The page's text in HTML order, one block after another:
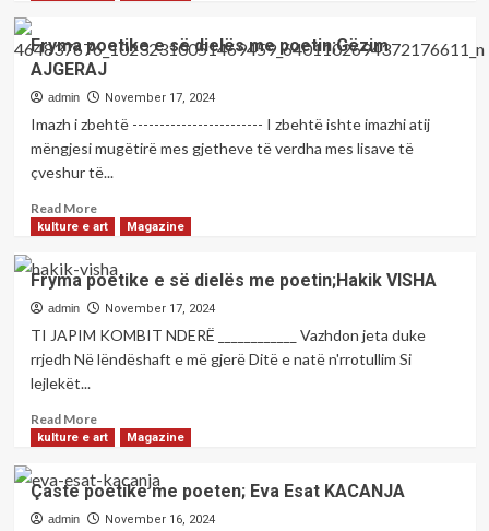
poetike
e
së
dielës
poeten;Lebibe
ZOGIANI
Fryma poetike e së dielës me poetin;Gëzim
AJGERAJ
admin November 17, 2024
Imazh i zbehtë ------------------------ I zbehtë ishte imazhi atij
mëngjesi mugëtirë mes gjetheve të verdha mes lisave të
çveshur të...
Read MoreRead
more
Fryma
poetike
e
së
dielës
kulture e art Magazine
Fryma poetike e së dielës me poetin;Hakik VISHA
admin November 17, 2024
TI JAPIM KOMBIT NDERË ____________ Vazhdon jeta duke
rrjedh Në lëndëshaft e më gjerë Ditë e natë n'rrotullim Si
lejlekët...
Read MoreRead
more
Fryma
poetike
e
kulture e art Magazine
Çaste poetike me poeten; Eva Esat KACANJA
admin November 16, 2024